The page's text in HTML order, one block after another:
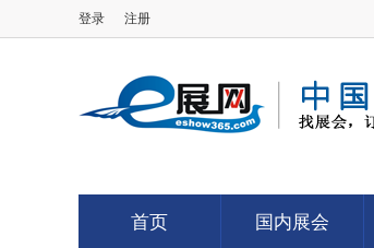
登录 注册
首页 国内展会